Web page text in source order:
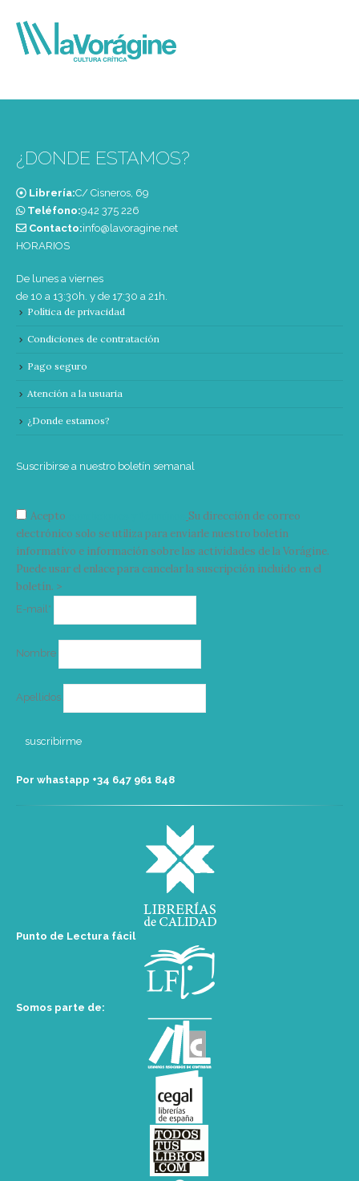
¿DONDE ESTAMOS?
Librería:C/ Cisneros, 69
Teléfono:‭942 375 226‬
Contacto:info@lavoragine.net
HORARIOS
De lunes a viernes
de 10 a 13:30h. y de 17:30 a 21h.
Política de privacidad
Condiciones de contratación
Pago seguro
Atención a la usuaria
¿Donde estamos?
Suscribirse a nuestro boletín semanal
Acepto
Su dirección de correo
electrónico solo se utiliza para enviarle nuestro boletín
informativo e información sobre las actividades de la Vorágine.
Puede usar el enlace para cancelar la suscripción incluido en el
boletín. >
E-mail*
Nombre
Apellidos
Por whastapp +34 ‭647 961 848‬
Punto de Lectura fácil
Somos parte de: